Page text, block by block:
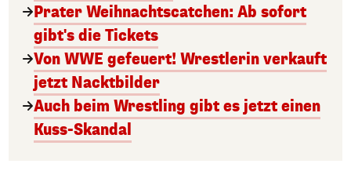
Prater Weihnachtscatchen: Ab sofort
gibt's die Tickets
Von WWE gefeuert! Wrestlerin verkauft
jetzt Nacktbilder
Auch beim Wrestling gibt es jetzt einen
Kuss-Skandal